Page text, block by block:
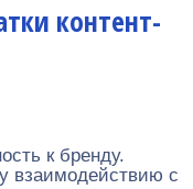
контент-
к бренду.
взаимодействию с